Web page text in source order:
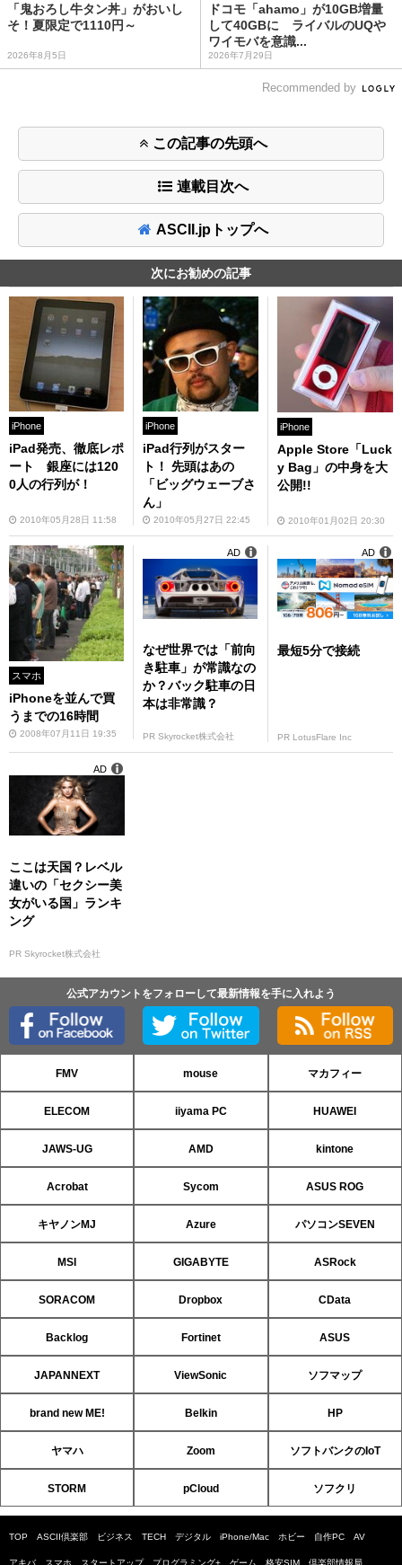
「鬼おろし牛タン丼」がおいし
そ！夏限定で1110円～
2026年8月5日
ドコモ「ahamo」が10GB増量
して40GBに ライバルのUQや
ワイモバを意識...
2026年7月29日
Recommended by
この記事の先頭へ
連載目次へ
ASCII.jpトップへ
次にお勧めの記事
iPhone
iPad発売、徹底レポ
ート 銀座には120
0人の行列が！
2010年05月28日 11:58
iPhone
iPad行列がスター
ト！ 先頭はあの
「ビッグウェーブさ
ん」
2010年05月27日 22:45
iPhone
Apple Store「Luck
y Bag」の中身を大
公開!!
2010年01月02日 20:30
スマホ
iPhoneを並んで買
うまでの16時間
2008年07月11日 19:35
なぜ世界では「前向
き駐車」が常識なの
か？バック駐車の日
本は非常識？
PR Skyrocket株式会社
AD
最短5分で接続
PR LotusFlare Inc
AD
ここは天国？レベル
違いの「セクシー美
女がいる国」ランキ
ング
PR Skyrocket株式会社
AD
公式アカウントをフォローして最新情報を手に入れよう
FMV mouse マカフィー
ELECOM iiyama PC HUAWEI
JAWS-UG AMD kintone
Acrobat Sycom ASUS ROG
キヤノンMJ Azure パソコンSEVEN
MSI GIGABYTE ASRock
SORACOM Dropbox CData
Backlog Fortinet ASUS
JAPANNEXT ViewSonic ソフマップ
brand new ME! Belkin HP
ヤマハ Zoom ソフトバンクのIoT
STORM pCloud ソフクリ
TOP ASCII倶楽部 ビジネス TECH デジタル iPhone/Mac ホビー 自作PC AV
アキバ スマホ スタートアップ プログラミング+ ゲーム 格安SIM 倶楽部情報局